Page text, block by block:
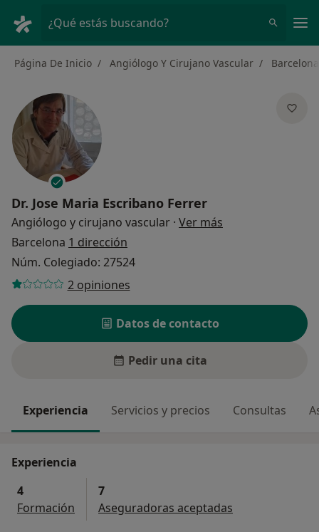
¿Qué estás buscando?
Página De Inicio Angiólogo Y Cirujano Vascular Barcelona
Dr. Jose Maria Escribano Ferrer
Angiólogo y cirujano vascular · Ver más
Barcelona 1 dirección
Núm. Colegiado: 27524
2 opiniones
Datos de contacto
Pedir una cita
Experiencia Servicios y precios Consultas
Experiencia
4
Formación
7
Aseguradoras aceptadas